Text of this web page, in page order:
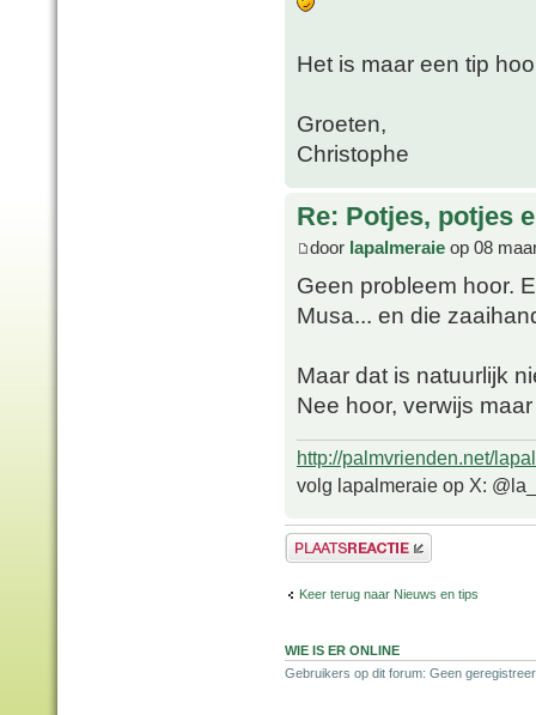
Het is maar een tip
Groeten,
Christophe
Re: Potjes, potjes
door lapalmeraie op 08
Geen probleem hoor.
Musa... en die
Maar dat is natuurlijk
Nee hoor, verwijs
http://palmvrienden.net/
volg lapalmeraie op X:
Plaats een reactie
Keer terug naar Nieuws en tips
WIE IS ER ONLINE
Gebruikers op dit forum: Geen